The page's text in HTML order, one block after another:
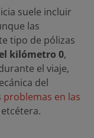
suele incluir
las
tipo de pólizas
kilómetro 0,
el viaje,
del
problemas en las